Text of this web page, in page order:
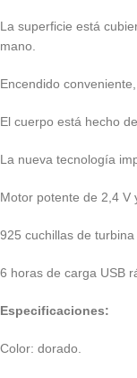
La superficie está
mano.
Encendido
El cuerpo está hecho
La nueva tecnología
Motor potente de 2,4 V
925 cuchillas de
6 horas de carga USB
Especificaciones:
Color: dorado.